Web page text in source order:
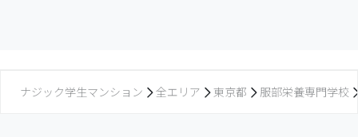
ナジック学生マンション 全エリア 東京都 服部栄養専門学校